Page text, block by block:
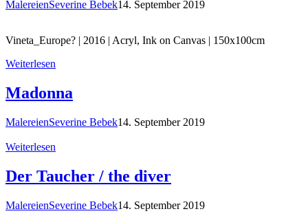
MalereienSeverine Bebek14. September 2019
Vineta_Europe? | 2016 | Acryl, Ink on Canvas | 150x100cm
Weiterlesen
Madonna
MalereienSeverine Bebek14. September 2019
Weiterlesen
Der Taucher / the diver
MalereienSeverine Bebek14. September 2019